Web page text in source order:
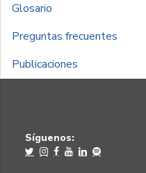
Glosario
Preguntas frecuentes
Publicaciones
Síguenos: